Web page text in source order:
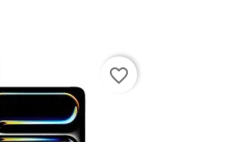
favorite_border